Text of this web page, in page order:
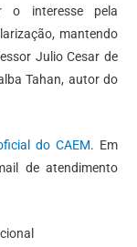
o interesse pela
mantendo
Julio Cesar de
Tahan, autor do
do CAEM. Em
de atendimento